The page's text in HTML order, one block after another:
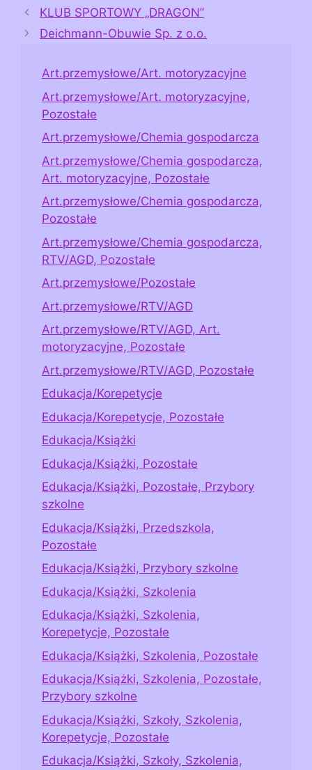
KLUB SPORTOWY „DRAGON”
Deichmann-Obuwie Sp. z o.o.
Art.przemysłowe/Art. motoryzacyjne
Art.przemysłowe/Art. motoryzacyjne,
Pozostałe
Art.przemysłowe/Chemia gospodarcza
Art.przemysłowe/Chemia gospodarcza,
Art. motoryzacyjne, Pozostałe
Art.przemysłowe/Chemia gospodarcza,
Pozostałe
Art.przemysłowe/Chemia gospodarcza,
RTV/AGD, Pozostałe
Art.przemysłowe/Pozostałe
Art.przemysłowe/RTV/AGD
Art.przemysłowe/RTV/AGD, Art.
motoryzacyjne, Pozostałe
Art.przemysłowe/RTV/AGD, Pozostałe
Edukacja/Korepetycje
Edukacja/Korepetycje, Pozostałe
Edukacja/Książki
Edukacja/Książki, Pozostałe
Edukacja/Książki, Pozostałe, Przybory
szkolne
Edukacja/Książki, Przedszkola,
Pozostałe
Edukacja/Książki, Przybory szkolne
Edukacja/Książki, Szkolenia
Edukacja/Książki, Szkolenia,
Korepetycje, Pozostałe
Edukacja/Książki, Szkolenia, Pozostałe
Edukacja/Książki, Szkolenia, Pozostałe,
Przybory szkolne
Edukacja/Książki, Szkoły, Szkolenia,
Korepetycje, Pozostałe
Edukacja/Książki, Szkoły, Szkolenia,